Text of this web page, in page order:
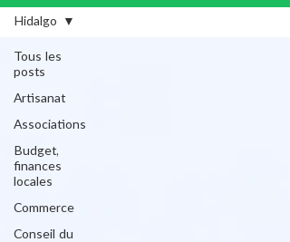
Tous les
posts
Artisanat
Associations
Budget,
finances
locales
Commerce
Conseil du
Hidalgo